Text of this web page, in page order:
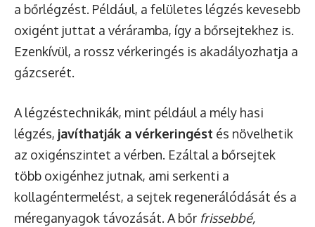
a bőrlégzést. Például, a felületes légzés kevesebb
oxigént juttat a véráramba, így a bőrsejtekhez is.
Ezenkívül, a rossz vérkeringés is akadályozhatja a
gázcserét.
A légzéstechnikák, mint például a mély hasi
légzés, javíthatják a vérkeringést és növelhetik
az oxigénszintet a vérben. Ezáltal a bőrsejtek
több oxigénhez jutnak, ami serkenti a
kollagéntermelést, a sejtek regenerálódását és a
méreganyagok távozását. A bőr frissebbé,